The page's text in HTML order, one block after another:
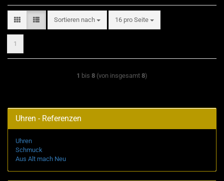
Sortieren nach
Sortieren nach 16 pro Seite
pro Seite
1
1 bis 8 (von insgesamt 8)
Uhren - Referenzen
Uhren
Schmuck
Aus Alt mach Neu